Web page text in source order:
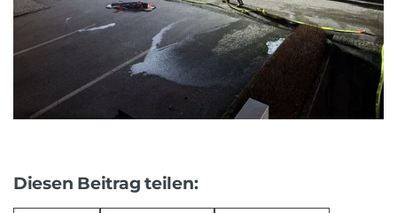
Diesen Beitrag teilen: